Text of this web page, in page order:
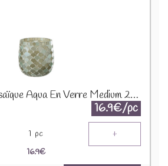
Photophore Mosaïque Aqua En Verre Medium 21408
16.9€/pc
1 pc +
16.9€